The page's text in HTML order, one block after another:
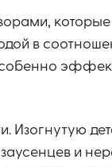
в
Изогнутую
и